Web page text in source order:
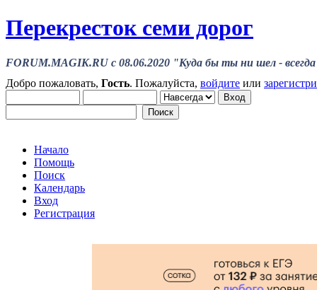
Перекресток семи дорог
FORUM.MAGIK.RU c 08.06.2020 "Куда бы ты ни шел - всегда
Добро пожаловать, Гость. Пожалуйста, войдите или
Начало
Помощь
Поиск
Календарь
Вход
Регистрация